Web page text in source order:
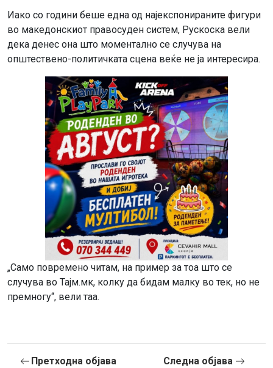
Иако со години беше една од најекспонираните фигури
во македонскиот правосуден систем, Рускоска вели
дека денес она што моментално се случува на
општествено-политичката сцена веќе не ја интересира.
„Само повремено читам, на пример за тоа што се
случува во Тајм.мк, колку да бидам малку во тек, но не
премногу“, вели таа.
Претходна објава Следна објава